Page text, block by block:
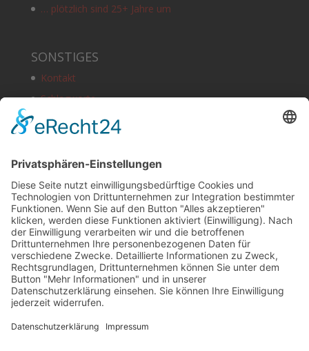
… plötzlich sind 25+ Jahre um
SONSTIGES
Kontakt
Schlagworte
Impressum
Copyright
HOSTING